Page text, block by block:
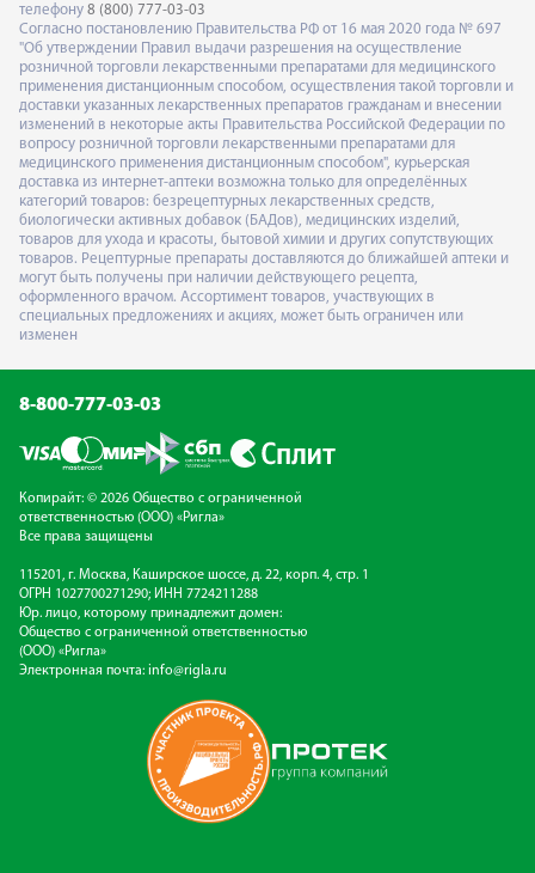
телефону 8 (800) 777-03-03
Согласно постановлению Правительства РФ от 16 мая 2020 года № 697
"Об утверждении Правил выдачи разрешения на осуществление
розничной торговли лекарственными препаратами для медицинского
применения дистанционным способом, осуществления такой торговли и
доставки указанных лекарственных препаратов гражданам и внесении
изменений в некоторые акты Правительства Российской Федерации по
вопросу розничной торговли лекарственными препаратами для
медицинского применения дистанционным способом", курьерская
доставка из интернет-аптеки возможна только для определённых
категорий товаров: безрецептурных лекарственных средств,
биологически активных добавок (БАДов), медицинских изделий,
товаров для ухода и красоты, бытовой химии и других сопутствующих
товаров. Рецептурные препараты доставляются до ближайшей аптеки и
могут быть получены при наличии действующего рецепта,
оформленного врачом. Ассортимент товаров, участвующих в
специальных предложениях и акциях, может быть ограничен или
изменен
8-800-777-03-03
Копирайт: © 2026 Общество с ограниченной
ответственностью (ООО) «Ригла»
Все права защищены
115201, г. Москва, Каширское шоссе, д. 22, корп. 4, стр. 1
ОГРН 1027700271290; ИНН 7724211288
Юр. лицо, которому принадлежит домен:
Общество с ограниченной ответственностью
(ООО) «Ригла»
Электронная почта: info@rigla.ru